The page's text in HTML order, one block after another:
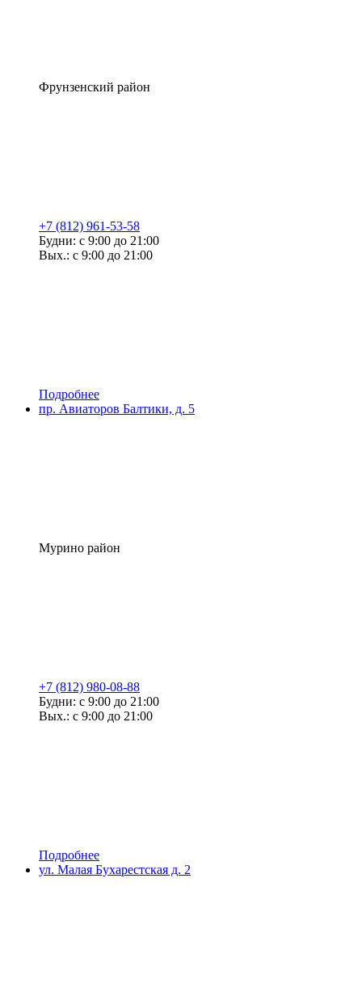
Фрунзенский район
+7 (812) 961-53-58
Будни: с 9:00 до 21:00
Вых.: с 9:00 до 21:00
Подробнее
пр. Авиаторов Балтики, д. 5
Мурино район
+7 (812) 980-08-88
Будни: с 9:00 до 21:00
Вых.: с 9:00 до 21:00
Подробнее
ул. Малая Бухарестская д. 2